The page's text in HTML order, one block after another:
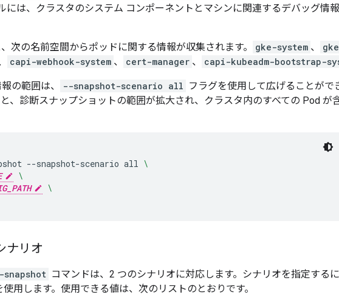
には、クラスタのシステム コンポーネントとマシンに関連するデバッグ情
次の名前空間からポッドに関する情報が収集されます。 gke-system 、
capi-webhook-system 、 cert-manager 、 capi-kubeadm-bootstrap-
の範囲は、 --snapshot-scenario all フラグを使用して広げることがで
、診断スナップショットの範囲が拡大され、クラスタ内のすべての Pod が
--snapshot-scenario all \
\
\
ナリオ
コマンドは、2 つのシナリオに対応します。シナリオを指定するに
使用します。使用できる値は、次のリストのとおりです。